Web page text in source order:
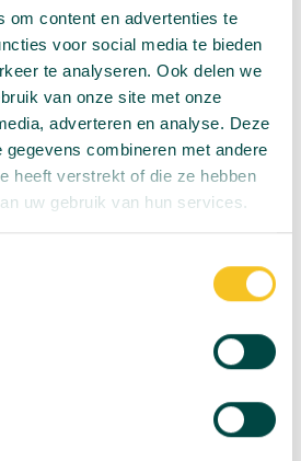
om content en advertenties te
voor social media te bieden
te analyseren. Ook delen we
van onze site met onze
adverteren en analyse. Deze
gegevens combineren met andere
heeft verstrekt of die ze hebben
uw gebruik van hun services.
het innovatieve Eindhoven.